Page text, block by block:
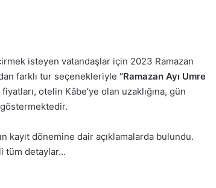
isteyen vatandaşlar için 2023 Ramazan
farklı tur seçenekleriyle “Ramazan Ayı Umre
otelin Kâbe’ye olan uzaklığına, gün
kayıt dönemine dair açıklamalarda bulundu.
tüm detaylar…